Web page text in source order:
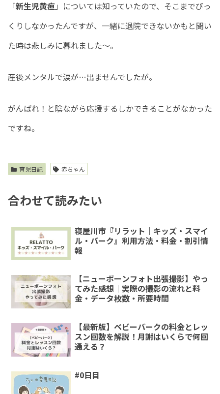
「新生児黄疸」については知っていたので、そこまでびっ
くりしなかったんですが、一緒に退院できないかもと聞い
た時は悲しみに暮れました〜。
産後メンタルで涙が…出ませんでしたが。
がんばれ！と陰ながら応援するしかできることがなかった
ですね。
育児日記 赤ちゃん
合わせて読みたい
寝屋川市『リラット｜キッズ・スマイ
ル・パーク』利用方法・料金・割引情
報
【ニューボーンフォト出張撮影】やっ
てみた感想｜実際の撮影の流れと料
金・データ枚数・所要時間
【最新版】ベビーパークの料金とレッ
スン回数を解説！月謝はいくらで何回
通える？
#0日目